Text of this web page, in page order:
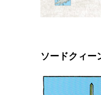
ソードクィー